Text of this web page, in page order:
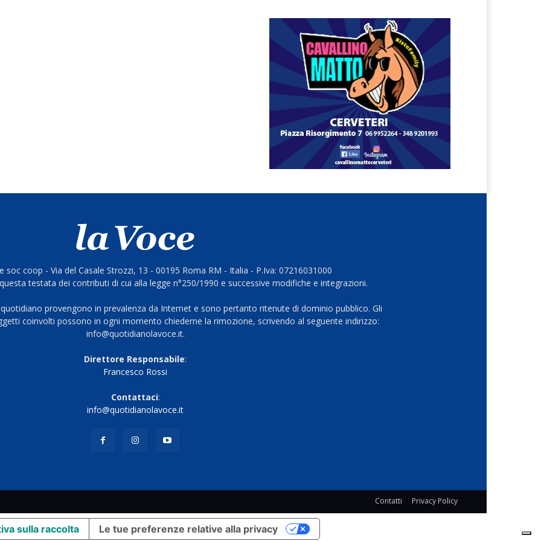
soc coop - Via del Casale Strozzi, 13 - 00195 Roma RM - Italia - P.Iva: 07216031000
testata dei contributi di cui alla legge n°250/1990 e successive modifiche e integrazioni.
provengono in prevalenza da Internet e sono pertanto ritenute di dominio pubblico. Gli
coinvolti possono in ogni momento chiederne la rimozione, scrivendo al seguente indirizzo:
info@quotidianolavoce.it.
Direttore Responsabile:
Francesco Rossi
Contattaci:
info@quotidianolavoce.it
Contatti Privacy Policy
sulla raccolta Le tue preferenze relative alla privacy